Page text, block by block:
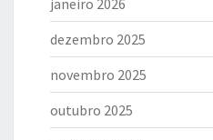
janeiro 2026
dezembro 2025
novembro 2025
outubro 2025